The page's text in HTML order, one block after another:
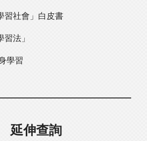
習社會」白皮書
法」
學習
延伸查詢